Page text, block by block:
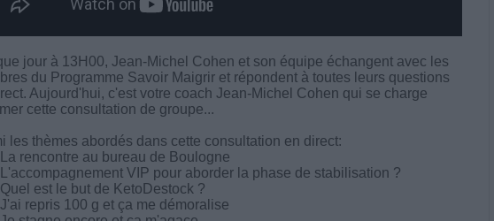
jour à 13H00, Jean-Michel Cohen et son équipe échangent avec les
du Programme Savoir Maigrir et répondent à toutes leurs questions
Aujourd'hui, c'est votre coach Jean-Michel Cohen qui se charge
cette consultation de groupe...
les thèmes abordés dans cette consultation en direct:
rencontre au bureau de Boulogne
VIP pour aborder la phase de stabilisation ?
est le but de KetoDestock ?
repris 100 g et ça me démoralise